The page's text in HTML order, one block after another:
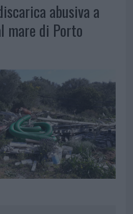
abusiva a
mare di Porto